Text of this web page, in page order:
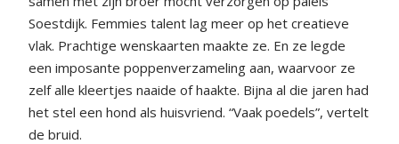
Soestdijk. Femmies talent lag meer op het creatieve
vlak. Prachtige wenskaarten maakte ze. En ze legde
een imposante poppenverzameling aan, waarvoor ze
zelf alle kleertjes naaide of haakte. Bijna al die jaren had
het stel een hond als huisvriend. “Vaak poedels”, vertelt
de bruid.